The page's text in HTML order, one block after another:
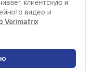
клиентскую и
видео и
Verimatrix